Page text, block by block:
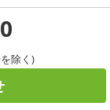
除く)